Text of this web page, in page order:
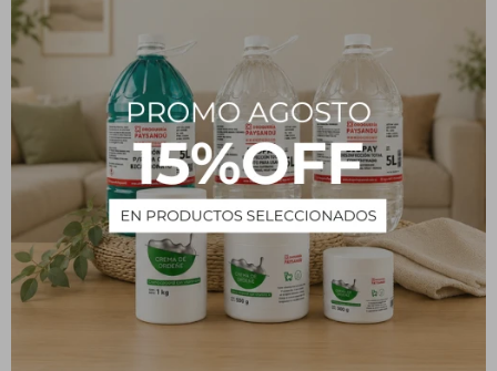
¿Qué es?
Se trata de un antiséptico con acción bactericida y desinfectante
contra las formas vegetativas de los microorganismos cuando
está al 60 –96 %, pero su actividad frente a esporas es muy
pequeña. Generalmente para este fin se usa al 70 %, que es
cuando presenta su máxima acción.
Usos y beneficios